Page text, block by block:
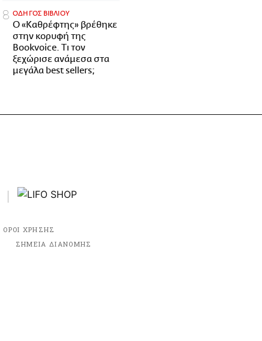
ΟΔΗΓΟΣ ΒΙΒΛΙΟΥ
Ο «Καθρέφτης» βρέθηκε
στην κορυφή της
Bookvoice. Τι τον
ξεχώρισε ανάμεσα στα
μεγάλα best sellers;
ΟΡΟΙ ΧΡΗΣΗΣ
ΣΗΜΕΙΑ ΔΙΑΝΟΜΗΣ